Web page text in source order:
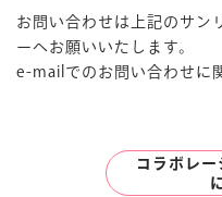
お問い合わせは上記のサン
ーへお願いいたします。
e-mailでのお問い合わせに
コラボレー